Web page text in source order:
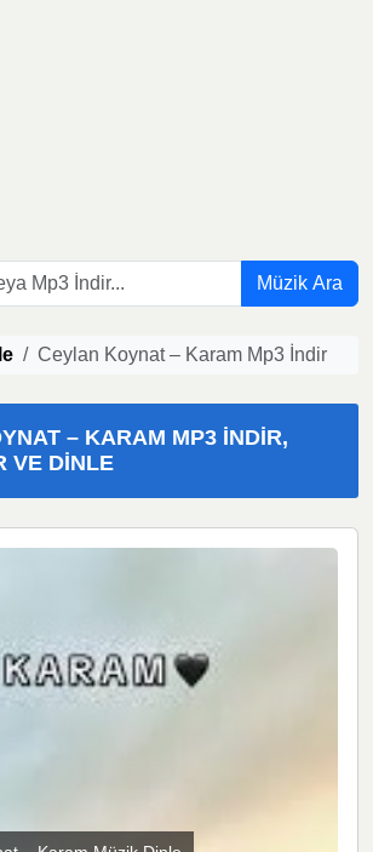
Müzik Ara
Ceylan Koynat – Karam Mp3 İndir
– KARAM MP3 İNDIR,
VE DINLE